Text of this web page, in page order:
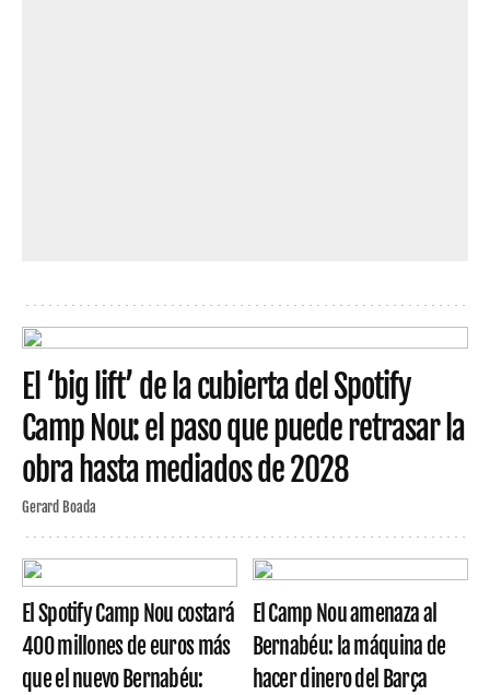
El ‘big lift’ de la cubierta del Spotify
Camp Nou: el paso que puede retrasar la
obra hasta mediados de 2028
Gerard Boada
El Spotify Camp Nou costará
400 millones de euros más
que el nuevo Bernabéu:
El Camp Nou amenaza al
Bernabéu: la máquina de
hacer dinero del Barça